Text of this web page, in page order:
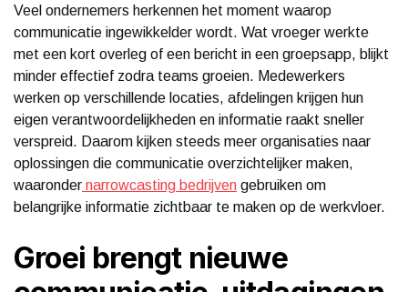
Veel ondernemers herkennen het moment waarop
communicatie ingewikkelder wordt. Wat vroeger werkte
met een kort overleg of een bericht in een groepsapp, blijkt
minder effectief zodra teams groeien. Medewerkers
werken op verschillende locaties, afdelingen krijgen hun
eigen verantwoordelijkheden en informatie raakt sneller
verspreid. Daarom kijken steeds meer organisaties naar
oplossingen die communicatie overzichtelijker maken,
waaronder narrowcasting bedrijven gebruiken om
belangrijke informatie zichtbaar te maken op de werkvloer.
Groei brengt nieuwe